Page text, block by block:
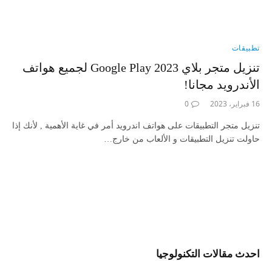
تطبيقات
تنزيل متجر بلاي Google Play 2023 لجميع هواتف
الأندرويد مجانا!
16 فبراير، 2023 0
تنزيل متجر التطبيقات على هواتف اندرويد أمر في غاية الأهمية , لأنك إذا
حاولت تنزيل التطبيقات و الألعاب من خارج…
احدث مقالات التكنولوجيا